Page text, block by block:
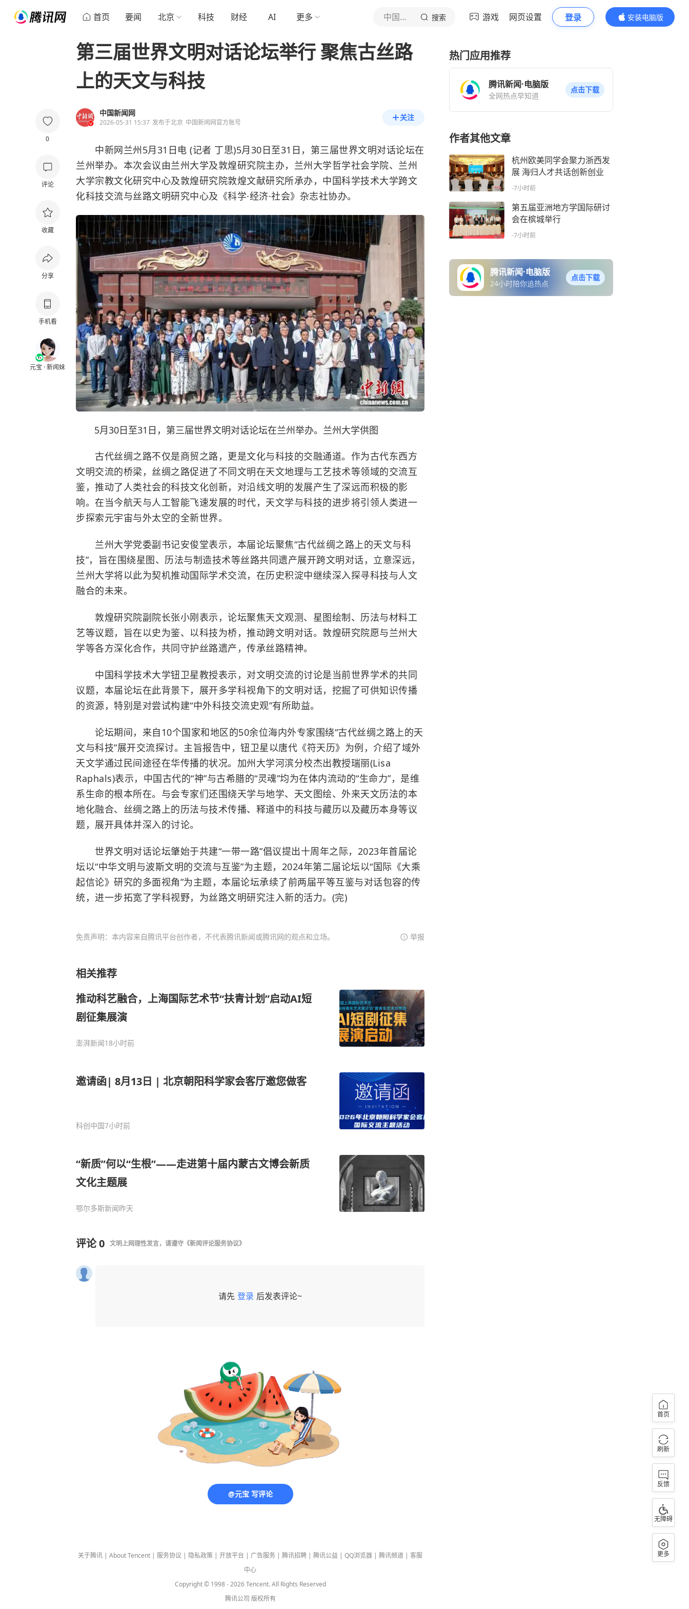
首页 要闻 北京 科技 财经 AI 更多 中国新闻网 搜索 游戏 网页设置 登录
安装电脑版
内容更精彩
0
评论
收藏
分享
手机看
元宝 · 新闻妹
第三届世界文明对话论坛举行 聚焦古丝路
上的天文与科技
中国新闻网
2026-05-31 15:37 发布于北京 中国新闻网官方账号
关注
中新网兰州5月31日电 (记者 丁思)5月30日至31日，第三届世界文明对话论坛在
兰州举办。本次会议由兰州大学及敦煌研究院主办，兰州大学哲学社会学院、兰州
大学宗教文化研究中心及敦煌研究院敦煌文献研究所承办，中国科学技术大学跨文
化科技交流与丝路文明研究中心及《科学·经济·社会》杂志社协办。
5月30日至31日，第三届世界文明对话论坛在兰州举办。 兰州大学供图
古代丝绸之路不仅是商贸之路，更是文化与科技的交融通道。作为古代东西方
文明交流的桥梁， 丝绸之路促进了不同文明在天文地理与工艺技术等领域的交流互
鉴，推动了人类社会的科技文化创新，对沿线文明的发展产生了深远而积极的影
响。在当今航天与人工智能飞速发展的时代，天文学与科技的进步将引领人类进一
步探索元宇宙与外太空的全新世界。
兰州大学党委副书记安俊堂表示，本届论坛聚焦“古代丝绸之路上的天文与科
技”，旨在围绕星图、历法与制造技术等丝路共同遗产展开跨文明对话，立意深远，
兰州大学将以此为契机推动国际学术交流，在历史积淀中继续深入探寻科技与人文
融合的未来。
敦煌研究院副院长张小刚表示，论坛聚焦天文观测、星图绘制、历法与材料工
艺等议题，旨在以史为鉴、以科技为桥，推动跨文明对话。 敦煌研究院愿与兰州大
学等各方深化合作，共同守护丝路遗产，传承丝路精神。
中国科学技术大学钮卫星教授表示，对文明交流的讨论是当前世界学术的共同
议题，本届论坛在此背景下，展开多学科视角下的文明对话，挖掘了可供知识传播
的资源，特别是对尝试构建“中外科技交流史观”有所助益。
论坛期间，来自10个国家和地区的50余位海内外专家围绕“古代丝绸之路上的天
文与科技”展开交流探讨。主旨报告中，钮卫星以唐代《符天历》为例，介绍了域外
天文学通过民间途径在华传播的状况。 加州大学河滨分校杰出教授瑞丽(Lisa
Raphals)表示，中国古代的“神”与古希腊的“灵魂”均为在体内流动的“生命力”，是维
系生命的根本所在。与会专家们还围绕天学与地学、天文图绘、外来天文历法的本
地化融合、丝绸之路上的历法与技术传播、释道中的科技与藏历以及藏历本身等议
题，展开具体并深入的讨论。
世界文明对话论坛肇始于共建“一带一路”倡议提出十周年之际，2023年首届论
坛以“中华文明与波斯文明的交流与互鉴”为主题，2024年第二届论坛以“国际《大乘
起信论》研究的多面视角”为主题，本届论坛承续了前两届平等互鉴与对话包容的传
统，进一步拓宽了学科视野，为丝路文明研究注入新的活力。(完)
免责声明：本内容来自腾讯平台创作者，不代表腾讯新闻或腾讯网的观点和立场。 举报
相关推荐
推动科艺融合，上海国际艺术节“扶青计划”启动AI短
剧征集展演
澎湃新闻18小时前
邀请函| 8月13日 | 北京朝阳科学家会客厅邀您做客
科创中国7小时前
“新质”何以“生根”——走进第十届内蒙古文博会新质
文化主题展
鄂尔多斯新闻昨天
评论0 文明上网理性发言，请遵守 《新闻评论服务协议》
请先 登录 后发表评论~
@元宝 写评论
关于腾讯 | About Tencent | 服务协议 | 隐私政策 | 开放平台 | 广告服务 | 腾讯招聘 | 腾讯公益 | QQ浏览器 | 腾讯频道 | 客服
中心
Copyright © 1998 -2026Tencent. All Rights Reserved
腾讯公司 版权所有
热门应用推荐
腾讯新闻·电脑版
全网热点早知道
点击下载
作者其他文章
杭州欧美同学会聚力浙西发
展 海归人才共话创新创业
-7小时前
第五届亚洲地方学国际研讨
会在槟城举行
-7小时前
腾讯新闻·电脑版
24小时陪你追热点
点击下载
首页
刷新
反馈
无障碍
更多